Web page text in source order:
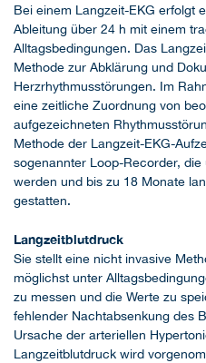
Bei einem Langzeit-EKG erfolgt
Ableitung über 24 h mit einem
Alltagsbedingungen. Das
Methode zur Abklärung und
Herzrhythmusstörungen. Im
eine zeitliche Zuordnung von
aufgezeichneten
Methode der Langzeit-EKG-
sogenannter Loop-Recorder,
werden und bis zu 18 Monate
gestatten.
Langzeitblutdruck
Sie stellt eine nicht invasive
möglichst unter
zu messen und die Werte zu
fehlender Nachtabsenkung des
Ursache der arteriellen
Langzeitblutdruck wird